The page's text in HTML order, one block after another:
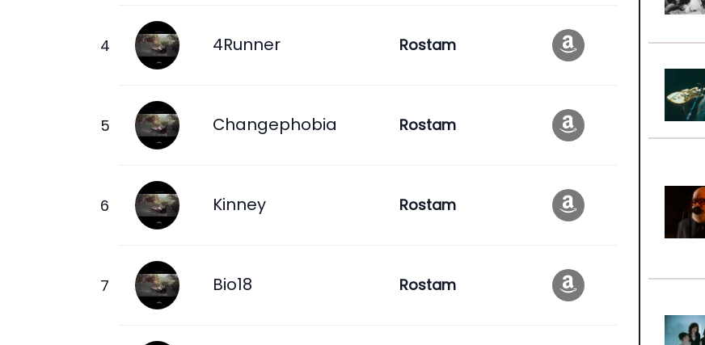
4Runner Rostam
Changephobia Rostam
Kinney Rostam
Bio18 Rostam